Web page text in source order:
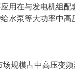
用在与发电机组
水泵等大功率中高
规模占中高压变